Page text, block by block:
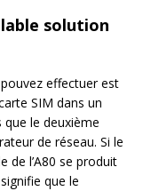
solution
effectuer est
SIM dans un
le deuxième
de réseau. Si le
de l’A80 se produit
que le